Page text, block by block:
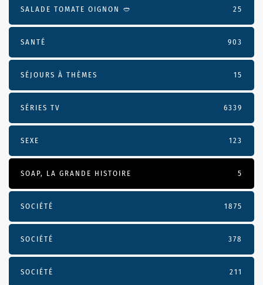
SALADE TOMATE OIGNON 🥙 25
SANTÉ 903
SÉJOURS À THÈMES 15
SÉRIES TV 6339
SEXE 123
SOAP, LA GRANDE HISTOIRE 5
SOCIÉTÉ 1875
SOCIÉTÉ 378
SOCIÉTÉ 211